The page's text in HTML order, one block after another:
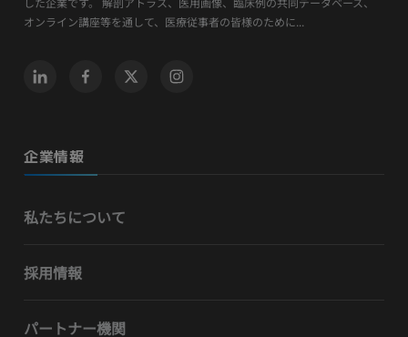
オンライン講座等を通して、医療従事者の皆様のために...
企業情報
私たちについて
採用情報
パートナー機関